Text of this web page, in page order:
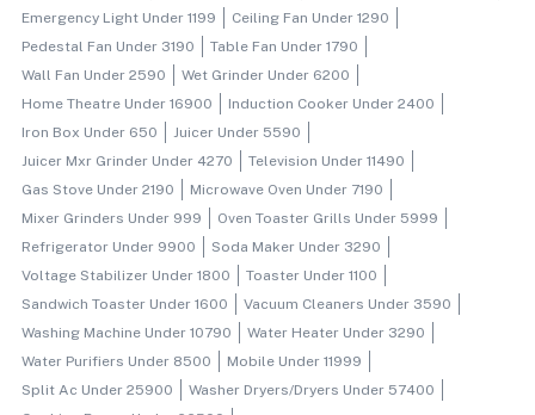
Emergency Light Under 1199
Ceiling Fan Under 1290
Pedestal Fan Under 3190
Table Fan Under 1790
Wall Fan Under 2590
Wet Grinder Under 6200
Home Theatre Under 16900
Induction Cooker Under 2400
Iron Box Under 650
Juicer Under 5590
Juicer Mxr Grinder Under 4270
Television Under 11490
Gas Stove Under 2190
Microwave Oven Under 7190
Mixer Grinders Under 999
Oven Toaster Grills Under 5999
Refrigerator Under 9900
Soda Maker Under 3290
Voltage Stabilizer Under 1800
Toaster Under 1100
Sandwich Toaster Under 1600
Vacuum Cleaners Under 3590
Washing Machine Under 10790
Water Heater Under 3290
Water Purifiers Under 8500
Mobile Under 11999
Split Ac Under 25900
Washer Dryers/dryers Under 57400